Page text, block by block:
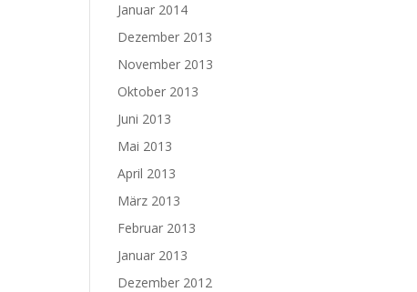
Januar 2014
Dezember 2013
November 2013
Oktober 2013
Juni 2013
Mai 2013
April 2013
März 2013
Februar 2013
Januar 2013
Dezember 2012